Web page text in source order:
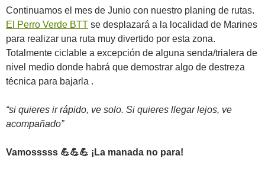
Continuamos el mes de Junio con nuestro planing de rutas.
El Perro Verde BTT se desplazará a la localidad de Marines
para realizar una ruta muy divertido por esta zona.
Totalmente ciclable a excepción de alguna senda/trialera de
nivel medio donde habrá que demostrar algo de destreza
técnica para bajarla .
“si quieres ir rápido, ve solo. Si quieres llegar lejos, ve
acompañado”
Vamosssss 💪💪💪 ¡La manada no para!